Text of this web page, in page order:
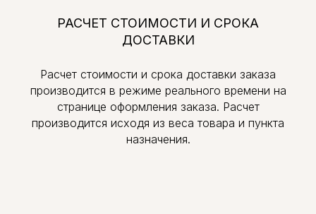
РАСЧЕТ СТОИМОСТИ И СРОКА
ДОСТАВКИ
Расчет стоимости и срока доставки заказа
производится в режиме реального времени на
странице оформления заказа. Расчет
производится исходя из веса товара и пункта
назначения.